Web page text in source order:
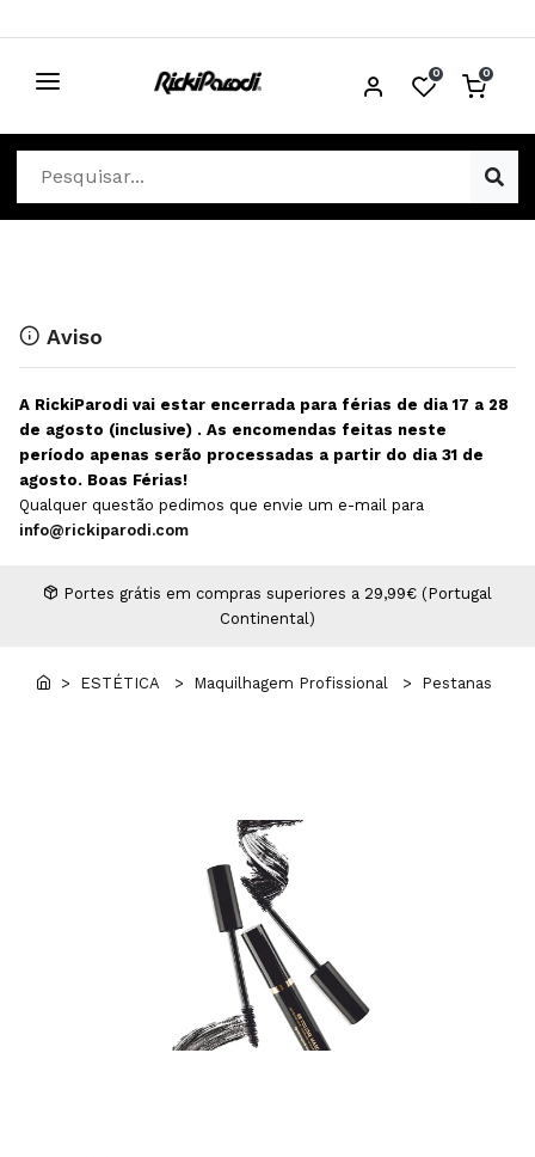
0 0
CABELO
Cosmética Capilar
Equipamentos Elétricos
Escovas e Pente
Extensões
MAN WORLD - Espaço Homem
Professional Wear
Depilação
Descartáveis Estética
Diversos Estética
Equipamentos Depilação
Maquilhagem Profissional
Aviso
A RickiParodi vai estar encerrada para férias de dia 17 a 28
de agosto (inclusive) . As encomendas feitas neste
período apenas serão processadas a partir do dia 31 de
agosto. Boas Férias!
Qualquer questão pedimos que envie um e-mail para
info@rickiparodi.com
Portes grátis em compras superiores a 29,99€ (Portugal
Continental)
> ESTÉTICA > Maquilhagem Profissional > Pestanas